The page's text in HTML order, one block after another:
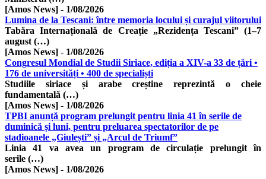
[Amos News] - 1/08/2026
Lumina de la Tescani: între memoria locului și curajul viitorului
Tabăra Internațională de Creație „Rezidența Tescani” (1–7
august (…)
[Amos News] - 1/08/2026
Congresul Mondial de Studii Siriace, ediția a XIV-a 33 de țări •
176 de universități • 400 de specialiști
Studiile siriace și arabe creștine reprezintă o cheie
fundamentală (…)
[Amos News] - 1/08/2026
TPBI anunță program prelungit pentru linia 41 în serile de
duminică și luni, pentru preluarea spectatorilor de pe
stadioanele „Giulești” și „Arcul de Triumf”
Linia 41 va avea un program de circulație prelungit în
serile (…)
[Amos News] - 1/08/2026